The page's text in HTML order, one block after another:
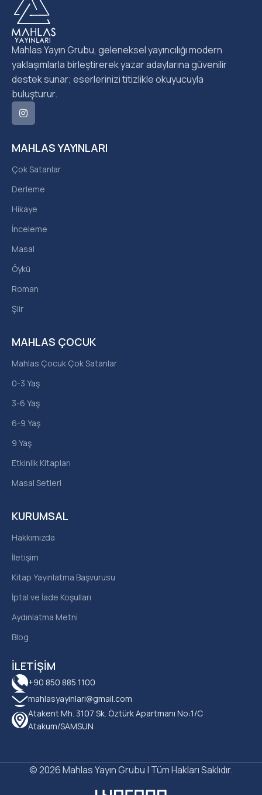
İLETIŞIM
+90 850 885 1100
mahlasyayinlari@gmail.com
Atakent Mh. 3107 Sk. Öztürk Apartmanı No:1/C
Atakum/SAMSUN
KURUMSAL
Hakkımızda
İletişim
Kitap Yayınlatma Başvurusu
İptal ve İade Koşulları
Aydınlatma Metni
Blog
MAHLAS ÇOCUK
Mahlas Çocuk Çok Satanlar
0-3 Yaş
3-6 Yaş
6-9 Yaş
9 Yaş
Etkinlik Kitapları
Masal Setleri
MAHLAS YAYINLARI
Çok Satanlar
Derleme
Hikaye
İnceleme
Masal
Öykü
Roman
Şiir
Mahlas Yayın Grubu, geleneksel yayıncılığı modern
yaklaşımlarla birleştirerek yazar adaylarına güvenilir
destek sunar; eserlerinizi titizlikle okuyucuyla
buluşturur.
© 2026 Mahlas Yayın Grubu | Tüm Hakları Saklıdır.